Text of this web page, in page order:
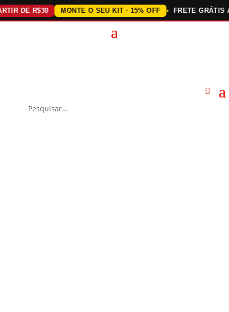
DE R$30 MONTE O SEU KIT · 15% OFF FRETE GRÁTIS